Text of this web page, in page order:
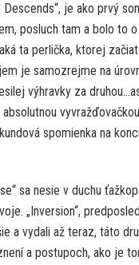
Descends“, je ako prvý
posluch tam a bolo to
ta perlička, ktorej
je samozrejme na
výhravky za
spomienka na
sa nesie v duchu
„Inversion“,
a vydali až teraz, táto
a postupoch, ako je